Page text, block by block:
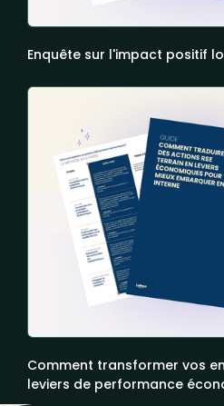
Enquête sur l'impact positif
Comment transformer vos
leviers de performance